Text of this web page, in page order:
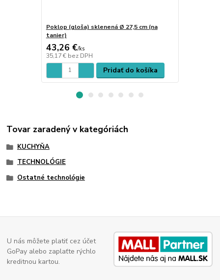
Poklop (gloša) sklenená Ø 27,5 cm (na
tanier)
43,26 €/ks
35,17 € bez DPH
Pridať do košíka
Tovar zaradený v kategóriách
KUCHYŇA
TECHNOLÓGIE
Ostatné technológie
U nás môžete platiť cez účet
GoPay alebo zaplaťte rýchlo
kreditnou kartou.